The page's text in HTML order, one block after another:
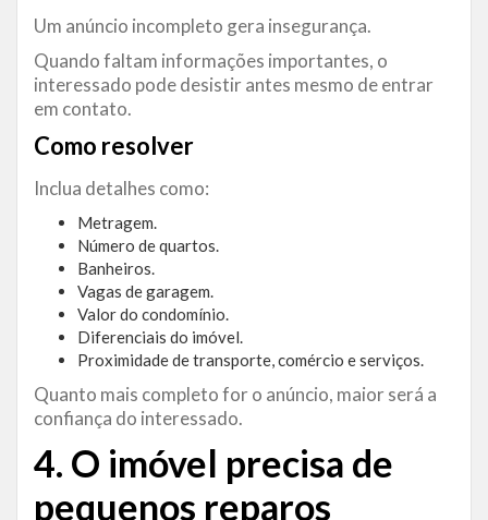
Um anúncio incompleto gera insegurança.
Quando faltam informações importantes, o
interessado pode desistir antes mesmo de entrar
em contato.
Como resolver
Inclua detalhes como:
Metragem.
Número de quartos.
Banheiros.
Vagas de garagem.
Valor do condomínio.
Diferenciais do imóvel.
Proximidade de transporte, comércio e serviços.
Quanto mais completo for o anúncio, maior será a
confiança do interessado.
4. O imóvel precisa de
pequenos reparos